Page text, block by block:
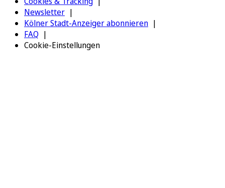
Newsletter
Kölner Stadt-Anzeiger abonnieren
FAQ
Cookie-Einstellungen